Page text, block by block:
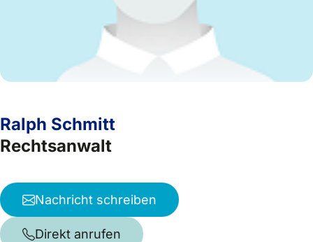
Ralph Schmitt
Rechtsanwalt
Nachricht schreiben
Direkt anrufen